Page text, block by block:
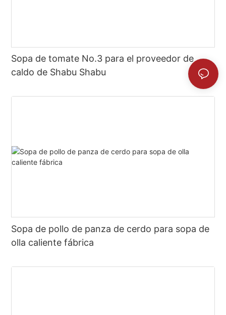
Sopa de tomate No.3 para el proveedor de
caldo de Shabu Shabu
Sopa de pollo de panza de cerdo para sopa de
olla caliente fábrica